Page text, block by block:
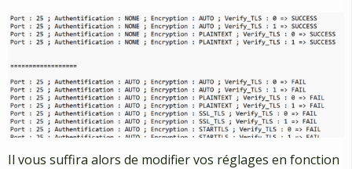
Il vous suffira alors de modifier vos réglages en fonction